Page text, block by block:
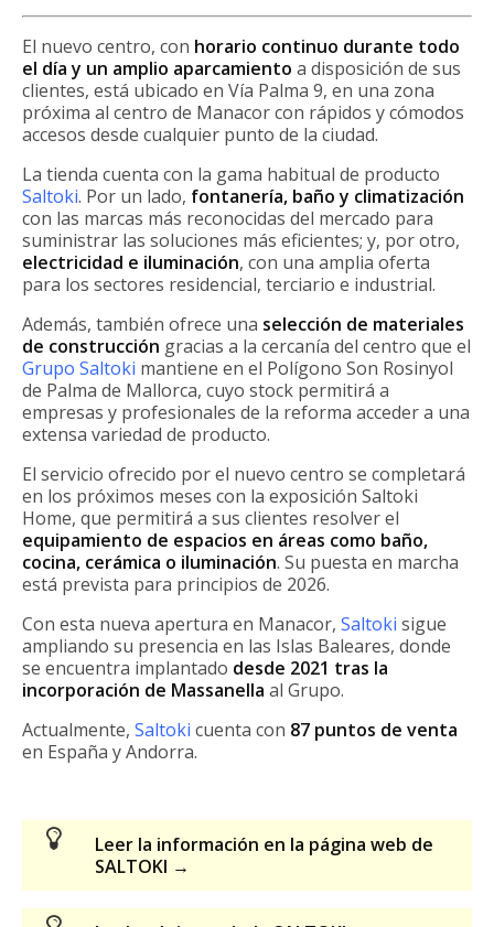
El nuevo centro, con horario continuo durante todo
el día y un amplio aparcamiento a disposición de sus
clientes, está ubicado en Vía Palma 9, en una zona
próxima al centro de Manacor con rápidos y cómodos
accesos desde cualquier punto de la ciudad.
La tienda cuenta con la gama habitual de producto
Saltoki. Por un lado, fontanería, baño y climatización
con las marcas más reconocidas del mercado para
suministrar las soluciones más eficientes; y, por otro,
electricidad e iluminación, con una amplia oferta
para los sectores residencial, terciario e industrial.
Además, también ofrece una selección de materiales
de construcción gracias a la cercanía del centro que el
Grupo Saltoki mantiene en el Polígono Son Rosinyol
de Palma de Mallorca, cuyo stock permitirá a
empresas y profesionales de la reforma acceder a una
extensa variedad de producto.
El servicio ofrecido por el nuevo centro se completará
en los próximos meses con la exposición Saltoki
Home, que permitirá a sus clientes resolver el
equipamiento de espacios en áreas como baño,
cocina, cerámica o iluminación. Su puesta en marcha
está prevista para principios de 2026.
Con esta nueva apertura en Manacor, Saltoki sigue
ampliando su presencia en las Islas Baleares, donde
se encuentra implantado desde 2021 tras la
incorporación de Massanella al Grupo.
Actualmente, Saltoki cuenta con 87 puntos de venta
en España y Andorra.
Leer la información en la página web de
SALTOKI →